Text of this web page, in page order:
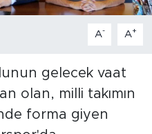
A- A+
gelecek vaat
olan, milli takımın
forma giyen